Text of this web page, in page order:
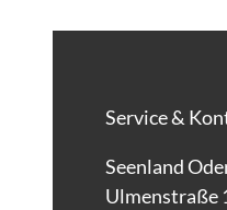
Service &
Seenland
Ulmenstraße